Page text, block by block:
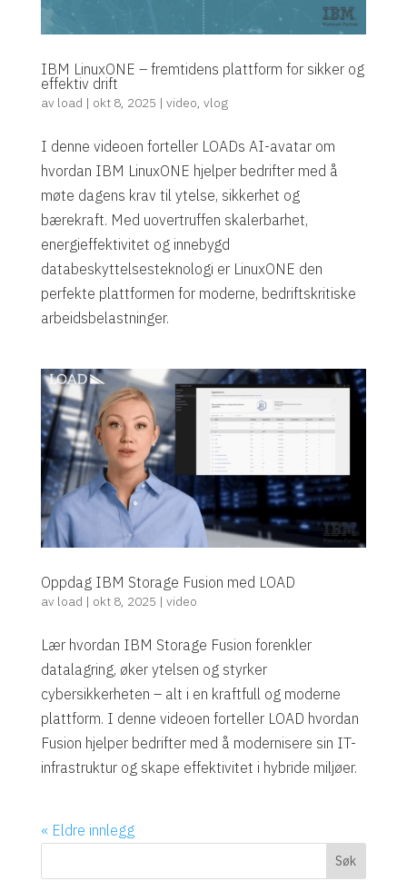
IBM LinuxONE – fremtidens plattform for sikker og
effektiv drift
av load | okt 8, 2025 | video, vlog
I denne videoen forteller LOADs AI-avatar om
hvordan IBM LinuxONE hjelper bedrifter med å
møte dagens krav til ytelse, sikkerhet og
bærekraft. Med uovertruffen skalerbarhet,
energieffektivitet og innebygd
databeskyttelsesteknologi er LinuxONE den
perfekte plattformen for moderne, bedriftskritiske
arbeidsbelastninger.
Oppdag IBM Storage Fusion med LOAD
av load | okt 8, 2025 | video
Lær hvordan IBM Storage Fusion forenkler
datalagring, øker ytelsen og styrker
cybersikkerheten – alt i en kraftfull og moderne
plattform. I denne videoen forteller LOAD hvordan
Fusion hjelper bedrifter med å modernisere sin IT-
infrastruktur og skape effektivitet i hybride miljøer.
« Eldre innlegg
Søk